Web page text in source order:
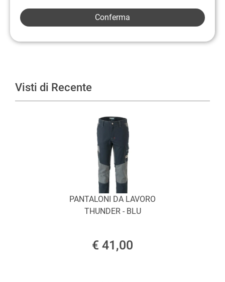
Visti di Recente
PANTALONI DA LAVORO
THUNDER - BLU
€ 41,00